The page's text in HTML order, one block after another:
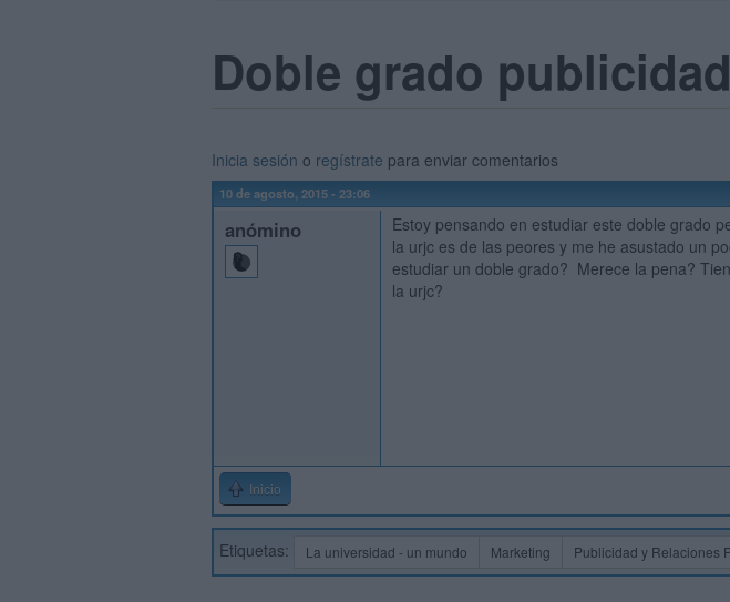
Doble grado
Inicia sesión o regístrate para enviar comentarios
10 de agosto, 2015 - 23:06
anómino
Estoy pensando en estudiar este doble grado
la urjc es de las peores y me he asustado un
estudiar un doble grado? Merece la pena?
la urjc?
Inicio
Etiquetas: La universidad - un mundo Marketing Publicidad y Relaciones